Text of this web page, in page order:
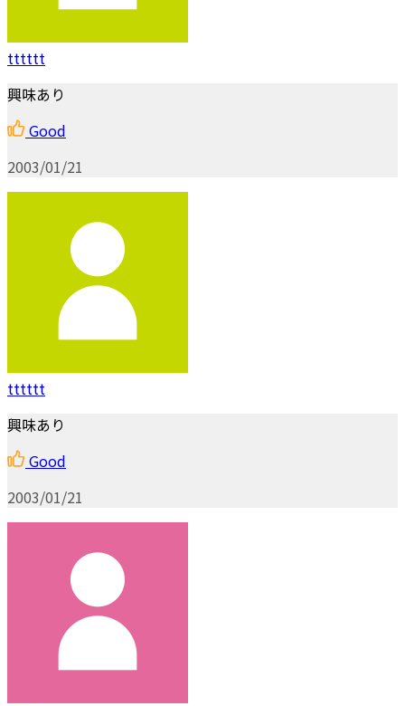
tttttt
興味あり
Good
2003/01/21
tttttt
興味あり
Good
2003/01/21